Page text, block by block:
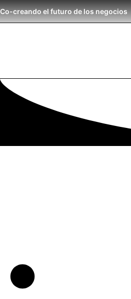
Co-creando el futuro de los negocios